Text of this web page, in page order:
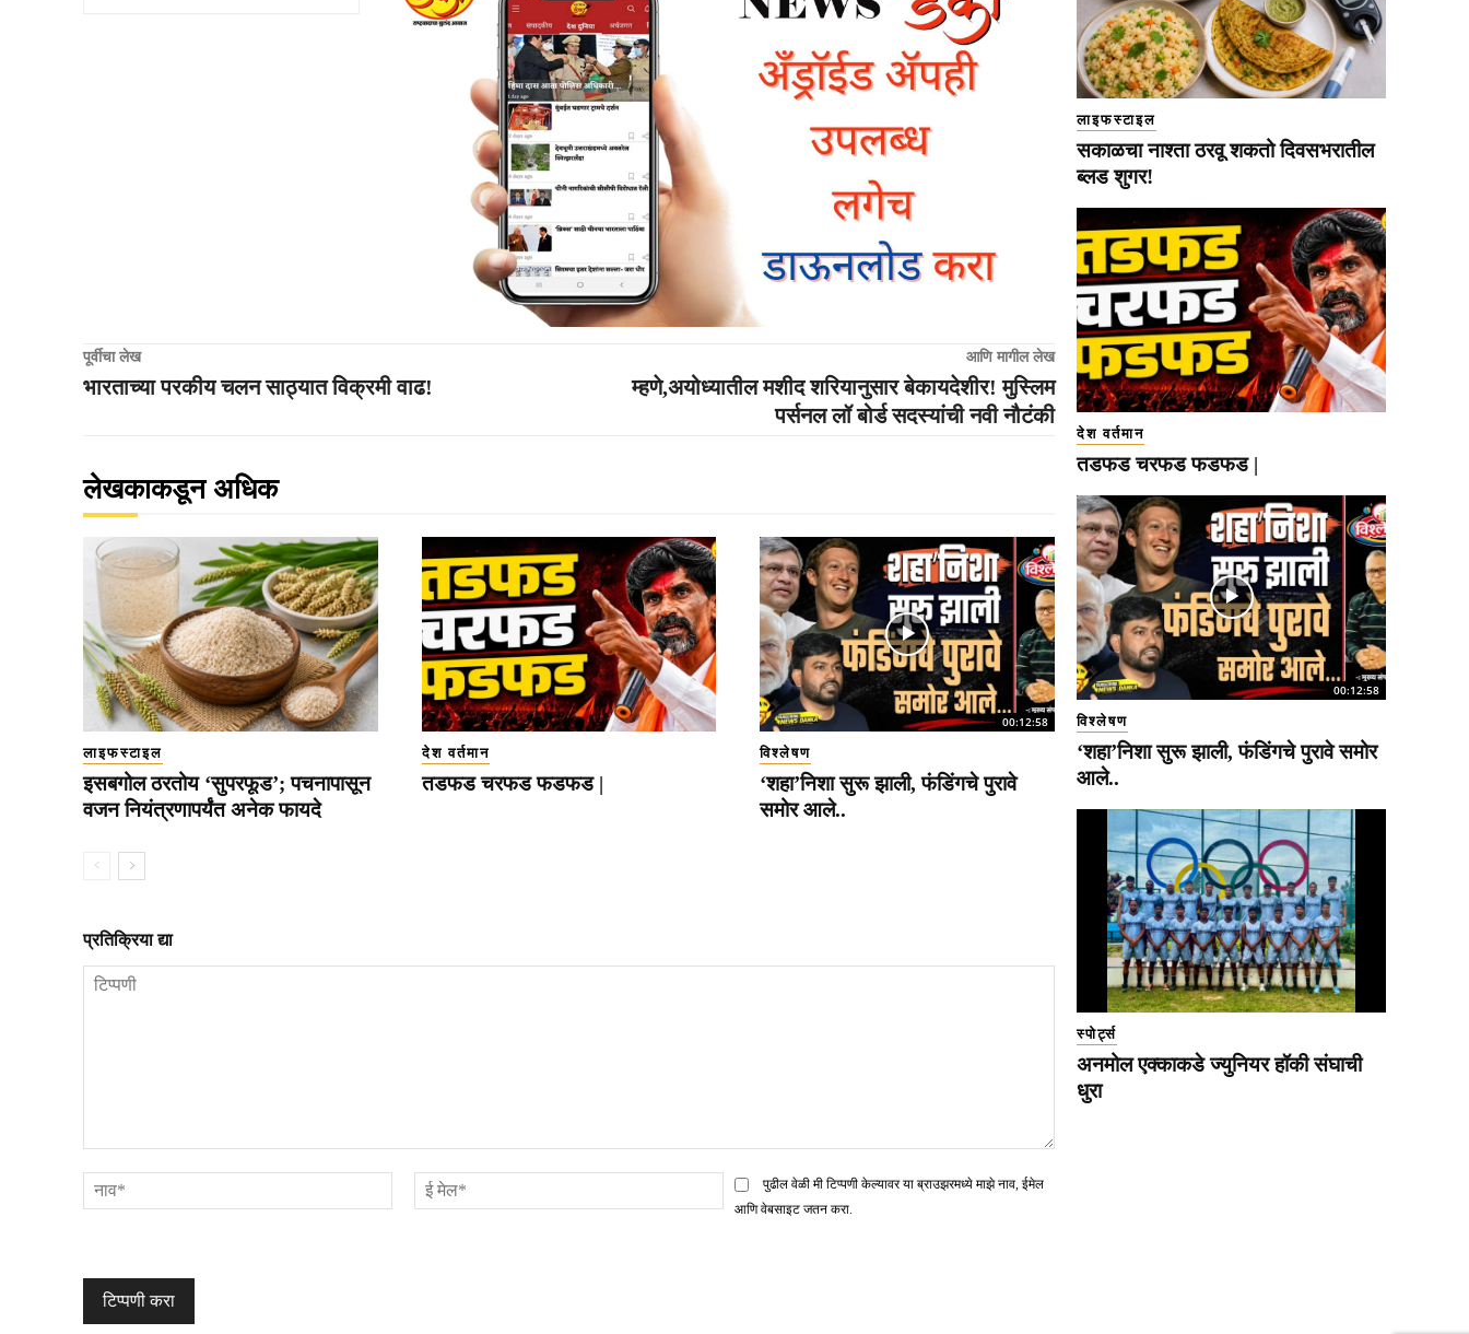
पूर्वीचा लेख
भारताच्या परकीय चलन साठ्यात विक्रमी वाढ!
आणि मागील लेख
म्हणे,अयोध्यातील मशीद शरियानुसार बेकायदेशीर! मुस्लिम
पर्सनल लॉ बोर्ड सदस्यांची नवी नौटंकी
लेखकाकडून अधिक
लाइफस्टाइल
इसबगोल ठरतोय ‘सुपरफूड’; पचनापासून
वजन नियंत्रणापर्यंत अनेक फायदे
देश वर्तमान
तडफड चरफड फडफड |
00:12:58
विश्लेषण
‘शहा’निशा सुरू झाली, फंडिंगचे पुरावे
समोर आले..
प्रतिक्रिया द्या
नाव*
मेल*
पुढील वेळी मी टिप्पणी केल्यावर या ब्राउझरमध्ये माझे नाव, ईमेल
आणि वेबसाइट जतन करा.
लाइफस्टाइल
सकाळचा नाश्ता ठरवू शकतो दिवसभरातील
ब्लड शुगर!
देश वर्तमान
तडफड चरफड फडफड |
00:12:58
विश्लेषण
‘शहा’निशा सुरू झाली, फंडिंगचे पुरावे समोर
आले..
स्पोर्ट्स
अनमोल एक्काकडे ज्युनियर हॉकी संघाची
धुरा